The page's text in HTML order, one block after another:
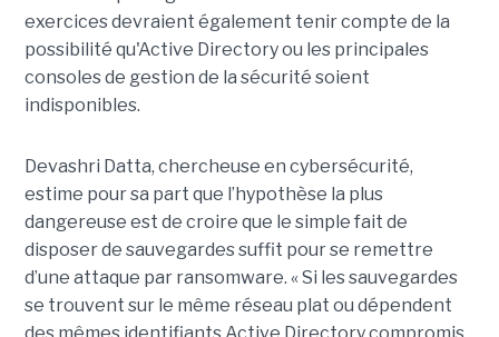
exercices devraient également tenir compte de la
possibilité qu'Active Directory ou les principales
consoles de gestion de la sécurité soient
indisponibles.
Devashri Datta, chercheuse en cybersécurité,
estime pour sa part que l’hypothèse la plus
dangereuse est de croire que le simple fait de
disposer de sauvegardes suffit pour se remettre
d’une attaque par ransomware. « Si les sauvegardes
se trouvent sur le même réseau plat ou dépendent